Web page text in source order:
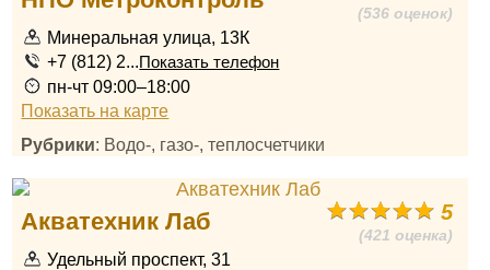
(536 оценок)
Минеральная улица, 13К
+7 (812) 2...Показать телефон
пн-чт 09:00–18:00
Показать на карте
Рубрики: Водо-, газо-, теплосчетчики
5
(421 оценка)
Акватехник Лаб
Удельный проспект, 31